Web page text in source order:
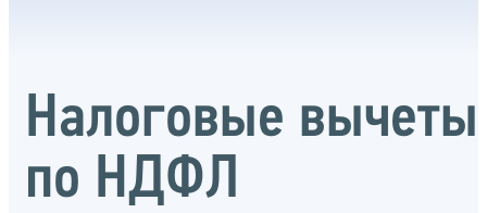
Налоговые вычеты
по НДФЛ